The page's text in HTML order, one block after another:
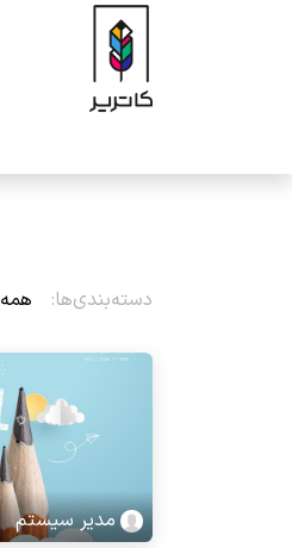
صرف نظر و مشاهده محتوا
دسته‌بندی‌ها: همه
مدیر سیستم